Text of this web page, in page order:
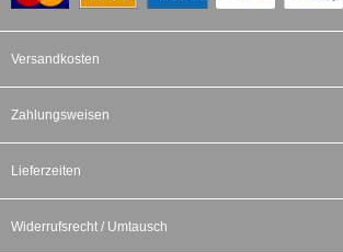
Versandkosten
Zahlungsweisen
Lieferzeiten
Widerrufsrecht / Umtausch